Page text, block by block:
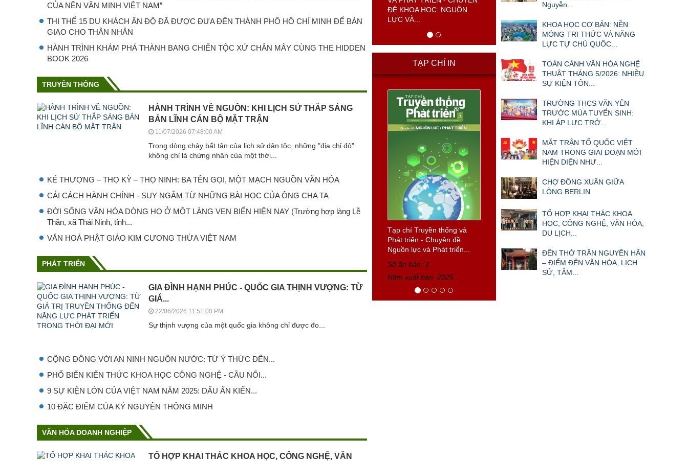
CỦA NỀN VĂN MINH VIỆT NAM”
THI THỂ 15 DU KHÁCH ẤN ĐỘ ĐÃ ĐƯỢC ĐƯA ĐẾN THÀNH PHỐ HỒ CHÍ MINH ĐỂ BÀN
GIAO CHO THÂN NHÂN
HÀNH TRÌNH KHÁM PHÁ THÀNH BANG CHIẾN TỘC XỨ CHÂN MÂY CÙNG THE HIDDEN
BOOK 2026
TRUYỀN THỐNG
HÀNH TRÌNH VỀ NGUỒN: KHI LỊCH SỬ THẮP SÁNG
BẢN LĨNH CÁN BỘ MẶT TRẬN
11/07/2026 07:48:00 AM
Trong dòng chảy bất tận của lịch sử dân tộc, những "địa chỉ đỏ"
không chỉ là chứng nhân của một thời...
KẺ THƯỢNG – THỌ KỲ – THỌ NINH: BA TÊN GỌI, MỘT MẠCH NGUỒN VĂN HÓA
CẢI CÁCH HÀNH CHÍNH - SUY NGẪM TỪ NHỮNG BÀI HỌC CỦA ÔNG CHA TA
ĐỜI SỐNG VĂN HÓA DÒNG HỌ Ở MỘT LÀNG VEN BIỂN HIỆN NAY (Trường hợp làng Lễ
Thần, xã Thái Ninh, tỉnh...
VĂN HOÁ PHẬT GIÁO KIM CƯƠNG THỪA VIỆT NAM
PHÁT TRIỂN
GIA ĐÌNH HẠNH PHÚC - QUỐC GIA THỊNH VƯỢNG: TỪ
GIÁ...
22/06/2026 11:51:00 PM
Sự thịnh vượng của một quốc gia không chỉ được đo...
CỘNG ĐỒNG VỚI AN NINH NGUỒN NƯỚC: TỪ Ý THỨC ĐẾN...
PHỔ BIẾN KIẾN THỨC KHOA HỌC CÔNG NGHỆ - CẦU NỐI...
9 SỰ KIỆN LỚN CỦA VIỆT NAM NĂM 2025: DẤU ẤN KIẾN...
10 ĐẶC ĐIỂM CỦA KỶ NGUYÊN THÔNG MINH
VĂN HÓA DOANH NGHIỆP
TỔ HỢP KHAI THÁC KHOA HỌC, CÔNG NGHỆ, VĂN
TẠP CHÍ IN
Tạp chí Truyền thống và
Phát triển số 8 tháng 8 năm
2025
Số ấn bản: 8
Năm xuất bản: 2025
Nguyễn...
KHOA HỌC CƠ BẢN: NỀN
MÓNG TRI THỨC VÀ NĂNG
LỰC TỰ CHỦ QUỐC...
TOÀN CẢNH VĂN HÓA NGHỆ
THUẬT THÁNG 5/2026: NHIỀU
SỰ KIỆN TÔN...
TRƯỜNG THCS VĂN YÊN
TRƯỚC MÙA TUYỂN SINH:
KHI ÁP LỰC TRỞ...
MẶT TRẬN TỔ QUỐC VIỆT
NAM TRONG GIAI ĐOẠN MỚI
HIỆN DIỆN NHƯ...
CHỢ ĐỒNG XUÂN GIỮA
LÒNG BERLIN
TỔ HỢP KHAI THÁC KHOA
HỌC, CÔNG NGHỆ, VĂN HÓA,
DU LỊCH...
ĐỀN THỜ TRẦN NGUYÊN HÃN
– ĐIỂM ĐẾN VĂN HÓA, LỊCH
SỬ, TÂM...